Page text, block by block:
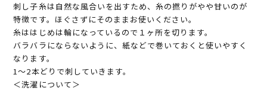
刺し子糸は自然な風合いを出すため、糸の撚りがやや甘いのが
特徴です。ほぐさずにそのままお使いください。
糸ははじめは輪になっているので１ヶ所を切ります。
バラバラにならないように、紙などで巻いておくと使いやすく
なります。
1～2本どりで刺していきます。
＜洗濯について＞